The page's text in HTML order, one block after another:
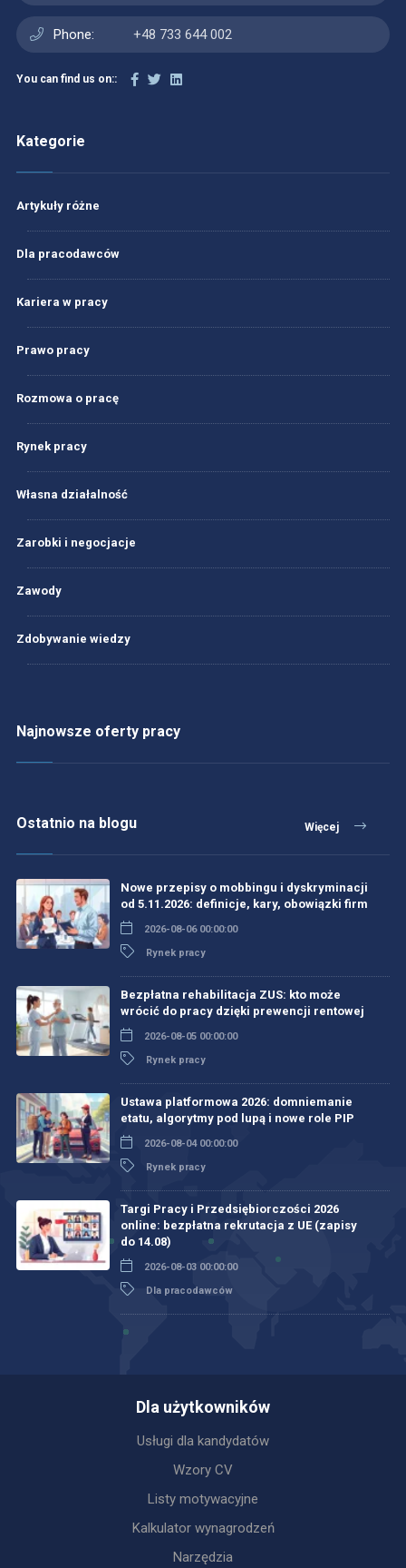
Phone: +48 733 644 002
You can find us on::
Kategorie
Artykuły różne
Dla pracodawców
Kariera w pracy
Prawo pracy
Rozmowa o pracę
Rynek pracy
Własna działalność
Zarobki i negocjacje
Zawody
Zdobywanie wiedzy
Najnowsze oferty pracy
Ostatnio na blogu Więcej
Nowe przepisy o mobbingu i dyskryminacji
od 5.11.2026: definicje, kary, obowiązki firm
2026-08-06 00:00:00
Rynek pracy
Bezpłatna rehabilitacja ZUS: kto może
wrócić do pracy dzięki prewencji rentowej
2026-08-05 00:00:00
Rynek pracy
Ustawa platformowa 2026: domniemanie
etatu, algorytmy pod lupą i nowe role PIP
2026-08-04 00:00:00
Rynek pracy
Targi Pracy i Przedsiębiorczości 2026
online: bezpłatna rekrutacja z UE (zapisy
do 14.08)
2026-08-03 00:00:00
Dla pracodawców
Dla użytkowników
Usługi dla kandydatów
Wzory CV
Listy motywacyjne
Kalkulator wynagrodzeń
Narzędzia